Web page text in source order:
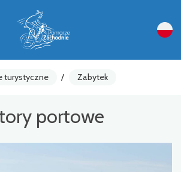
turystyczne / Zabytek
portowe